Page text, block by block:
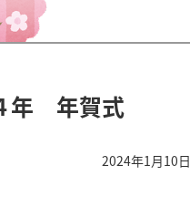
年 年賀式
2024年1月10日